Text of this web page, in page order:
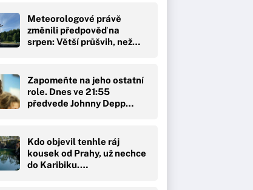
Meteorologové právě
změnili předpověď na
srpen: Větší průšvih, než…
Zapomeňte na jeho ostatní
role. Dnes ve 21:55
předvede Johnny Depp…
Kdo objevil tenhle ráj
kousek od Prahy, už nechce
do Karibiku.…